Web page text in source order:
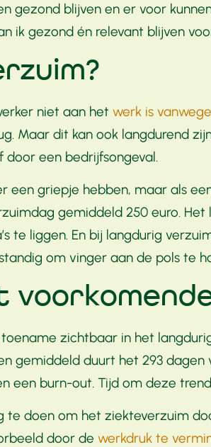
gezond blijven en er voor
ik gezond én relevant blijven
niet aan het werk is
Maar dit kan ook langdurend
een bedrijfsongeval.
een griepje hebben, maar als
gemiddeld 250 euro.
te liggen. En bij langdurig
om vinger aan de pols te
toename zichtbaar in het
gemiddeld duurt het 293
een burn-out. Tijd om deze
te doen om het ziekteverzuim
door de werkdruk te